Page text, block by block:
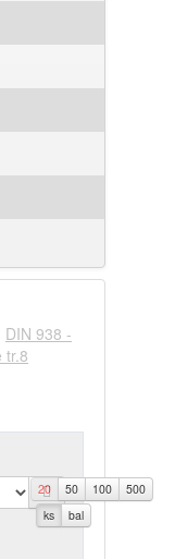
DIN 938 -
tr.8
20 50 100
500
ks
bal